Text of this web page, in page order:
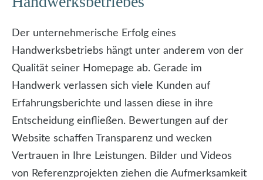
Der unternehmerische Erfolg eines
Handwerksbetriebs hängt unter anderem von der
Qualität seiner Homepage ab. Gerade im
Handwerk verlassen sich viele Kunden auf
Erfahrungsberichte und lassen diese in ihre
Entscheidung einfließen. Bewertungen auf der
Website schaffen Transparenz und wecken
Vertrauen in Ihre Leistungen. Bilder und Videos
von Referenzprojekten ziehen die Aufmerksamkeit